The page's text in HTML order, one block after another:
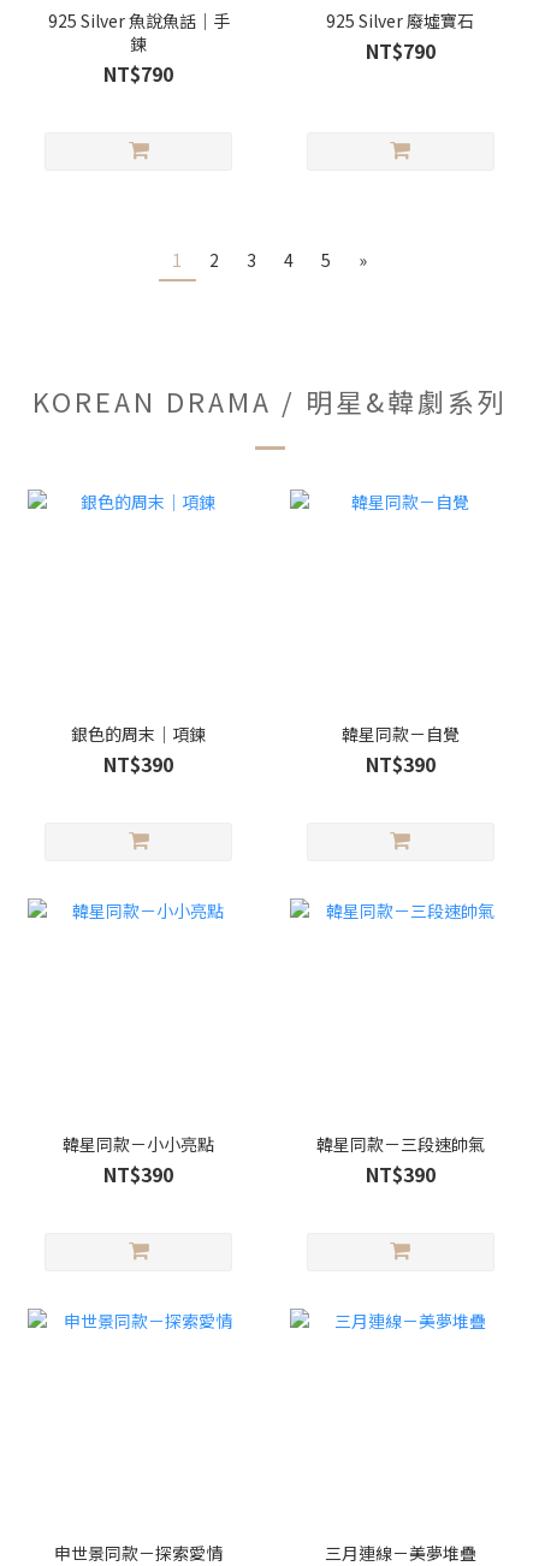
925 Silver 魚說魚話｜手
鍊
NT$790
925 Silver 廢墟寶石
NT$790
1 2 3 4 5 »
KOREAN DRAMA / 明星&韓劇系列
銀色的周末｜項鍊
NT$390
韓星同款－自覺
NT$390
韓星同款－小小亮點
NT$390
韓星同款－三段速帥氣
NT$390
申世景同款－探索愛情 三月連線－美夢堆疊